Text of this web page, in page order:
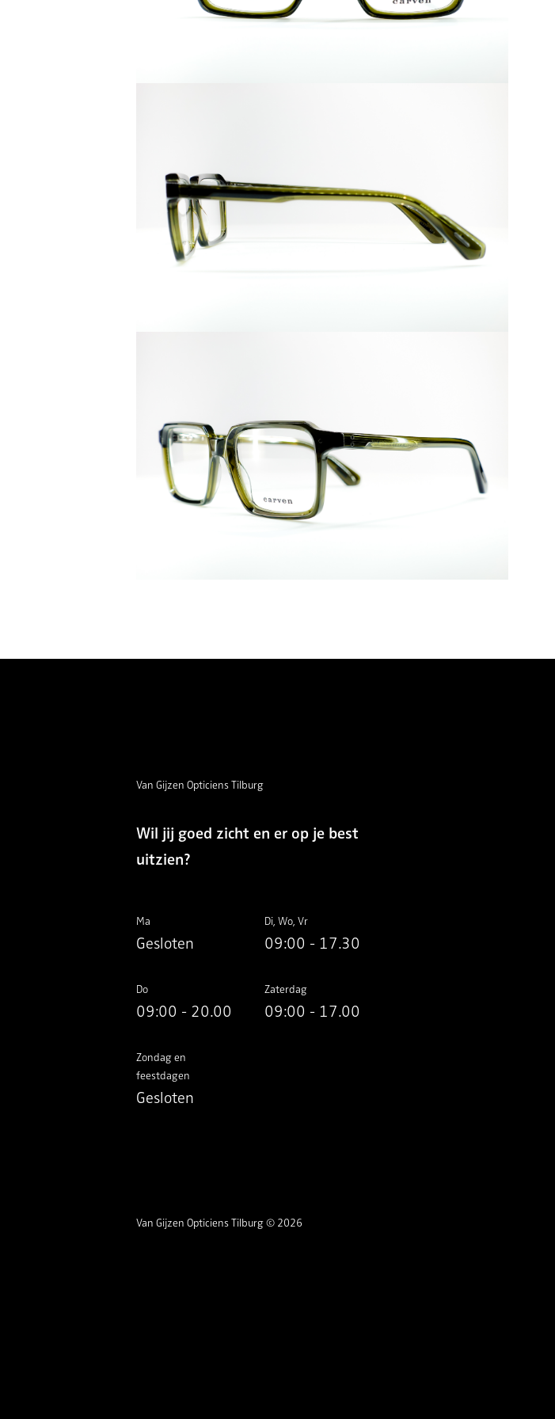
Van Gijzen Opticiens Tilburg
Wil jij goed zicht en er op je best
uitzien?
Ma
Gesloten
Di, Wo, Vr
09:00 - 17.30
Do
09:00 - 20.00
Zaterdag
09:00 - 17.00
Zondag en
feestdagen
Gesloten
Van Gijzen Opticiens Tilburg © 2026